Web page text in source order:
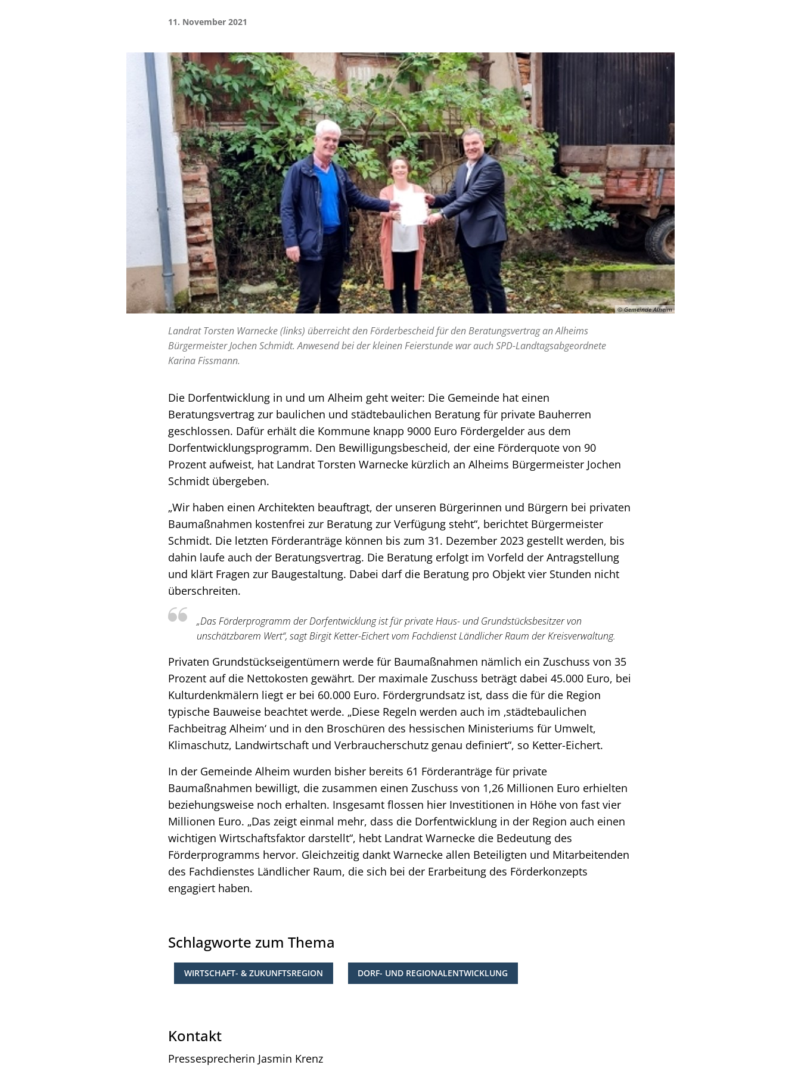
11. November 2021
© Gemeinde Alheim
Landrat Torsten Warnecke (links) überreicht den Förderbescheid für den Beratungsvertrag an Alheims
Bürgermeister Jochen Schmidt. Anwesend bei der kleinen Feierstunde war auch SPD-Landtagsabgeordnete
Karina Fissmann.
Die Dorfentwicklung in und um Alheim geht weiter: Die Gemeinde hat einen
Beratungsvertrag zur baulichen und städtebaulichen Beratung für private Bauherren
geschlossen. Dafür erhält die Kommune knapp 9000 Euro Fördergelder aus dem
Dorfentwicklungsprogramm. Den Bewilligungsbescheid, der eine Förderquote von 90
Prozent aufweist, hat Landrat Torsten Warnecke kürzlich an Alheims Bürgermeister Jochen
Schmidt übergeben.
„Wir haben einen Architekten beauftragt, der unseren Bürgerinnen und Bürgern bei privaten
Baumaßnahmen kostenfrei zur Beratung zur Verfügung steht“, berichtet Bürgermeister
Schmidt. Die letzten Förderanträge können bis zum 31. Dezember 2023 gestellt werden, bis
dahin laufe auch der Beratungsvertrag. Die Beratung erfolgt im Vorfeld der Antragstellung
und klärt Fragen zur Baugestaltung. Dabei darf die Beratung pro Objekt vier Stunden nicht
überschreiten.
„Das Förderprogramm der Dorfentwicklung ist für private Haus- und Grundstücksbesitzer von
unschätzbarem Wert“, sagt Birgit Ketter-Eichert vom Fachdienst Ländlicher Raum der Kreisverwaltung.
Privaten Grundstückseigentümern werde für Baumaßnahmen nämlich ein Zuschuss von 35
Prozent auf die Nettokosten gewährt. Der maximale Zuschuss beträgt dabei 45.000 Euro, bei
Kulturdenkmälern liegt er bei 60.000 Euro. Fördergrundsatz ist, dass die für die Region
typische Bauweise beachtet werde. „Diese Regeln werden auch im ‚städtebaulichen
Fachbeitrag Alheim‘ und in den Broschüren des hessischen Ministeriums für Umwelt,
Klimaschutz, Landwirtschaft und Verbraucherschutz genau definiert“, so Ketter-Eichert.
In der Gemeinde Alheim wurden bisher bereits 61 Förderanträge für private
Baumaßnahmen bewilligt, die zusammen einen Zuschuss von 1,26 Millionen Euro erhielten
beziehungsweise noch erhalten. Insgesamt flossen hier Investitionen in Höhe von fast vier
Millionen Euro. „Das zeigt einmal mehr, dass die Dorfentwicklung in der Region auch einen
wichtigen Wirtschaftsfaktor darstellt“, hebt Landrat Warnecke die Bedeutung des
Förderprogramms hervor. Gleichzeitig dankt Warnecke allen Beteiligten und Mitarbeitenden
des Fachdienstes Ländlicher Raum, die sich bei der Erarbeitung des Förderkonzepts
engagiert haben.
Schlagworte zum Thema
WIRTSCHAFT- & ZUKUNFTSREGION DORF- UND REGIONALENTWICKLUNG
Kontakt
Pressesprecherin Jasmin Krenz